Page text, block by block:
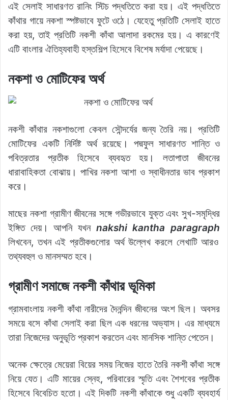
এই সেলাই সাধারণত রানিং স্টিচ পদ্ধতিতে করা হয়। এই পদ্ধতিতে
কাঁথার গায়ে নকশা স্পষ্টভাবে ফুটে ওঠে। যেহেতু প্রতিটি সেলাই হাতে
করা হয়, তাই প্রতিটি নকশী কাঁথা আলাদা রকমের হয়। এ কারণেই
এটি বাংলার ঐতিহ্যবাহী হস্তশিল্প হিসেবে বিশেষ মর্যাদা পেয়েছে।
নকশা ও মোটিফের অর্থ
নকশী কাঁথার নকশাগুলো কেবল সৌন্দর্যের জন্য তৈরি নয়। প্রতিটি
মোটিফের একটি নির্দিষ্ট অর্থ রয়েছে। পদ্মফুল সাধারণত শান্তি ও
পবিত্রতার প্রতীক হিসেবে ব্যবহৃত হয়। লতাপাতা জীবনের
ধারাবাহিকতা বোঝায়। পাখির নকশা আশা ও স্বাধীনতার ভাব প্রকাশ
করে।
মাছের নকশা গ্রামীণ জীবনের সঙ্গে গভীরভাবে যুক্ত এবং সুখ-সমৃদ্ধির
ইঙ্গিত দেয়। আপনি যখন nakshi kantha paragraph
লিখবেন, তখন এই প্রতীকগুলোর অর্থ উল্লেখ করলে লেখাটি আরও
তথ্যবহুল ও মানসম্মত হবে।
গ্রামীণ সমাজে নকশী কাঁথার ভূমিকা
গ্রামবাংলায় নকশী কাঁথা নারীদের দৈনন্দিন জীবনের অংশ ছিল। অবসর
সময়ে বসে কাঁথা সেলাই করা ছিল এক ধরনের অভ্যাস। এর মাধ্যমে
তারা নিজেদের অনুভূতি প্রকাশ করতেন এবং মানসিক শান্তি পেতেন।
অনেক ক্ষেত্রে মেয়েরা বিয়ের সময় নিজের হাতে তৈরি নকশী কাঁথা সঙ্গে
নিয়ে যেত। এটি মায়ের স্নেহ, পরিবারের স্মৃতি এবং শৈশবের প্রতীক
হিসেবে বিবেচিত হতো। এই দিকটি নকশী কাঁথাকে শুধু একটি ব্যবহার্য